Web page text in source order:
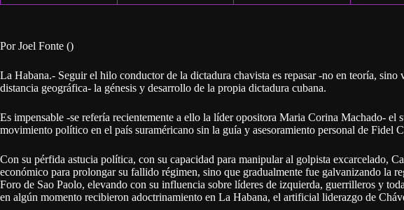
Por Joel Fonte ()
La Habana.- Seguir el hilo conductor de la dictadura chavista es repasar -no en teoría, sino
distancia geográfica- la génesis y desarrollo de la propia dictadura cubana.
Es impensable -se refería recientemente a ello la líder opositora Maria Corina Machado- el
movimiento político en el país suraméricano sin la guía y asesoramiento personal de Fidel
Con su pérfida astucia política, con su capacidad para manipular al golpista excarcelado,
económico para prolongar su fallido régimen, sino que gradualmente fue galvanizando la
Foro de Sao Paolo, elevando con su influencia sobre líderes de izquierda, guerrilleros y
en algún momento recibieron adoctrinamiento en La Habana, el artificial liderazgo de